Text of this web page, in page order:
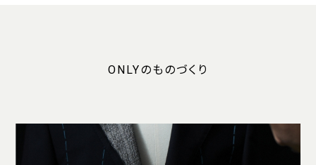
ONLYのものづくり